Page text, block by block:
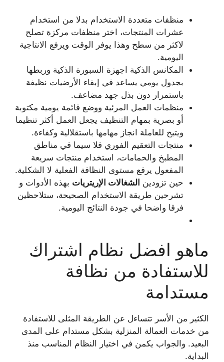
منظفات متعددة الاستخدام بدلا من استخدام
عشرات المنتجات، اختر منظفات مركزة تصلح
لاكثر من سطح وهذا يوفر الوقت ويرفع الانتاجية
اليومية.
المكانس الذكية اجهزة السبورة الذكية وربطها
بجدول يومي يساعد في إبقاء الأرضيات نظيفة
باستمرار دون بذل جهد مضاعف.
منظمات العمل المرئية ووضع قائمة يومية مكتوبة
أو بصرية بمهام التنظيف يجعل العمل أكثر تنظيما
ويتيح للعاملة انجاز مهامها باستقلالية وكفاءة.
منتجات التعقيم الفوري فلا سيما في مناطق
المطبخ والحمامات، استخدام منتجات سريعة
المفعول يرفع مستوى النظافة الفعلية لا الشكلية.
حين تزودين الشغالات الإريتريات بهذه الأدوات و
تشرحين طريقة الاستخدام الصحيحة، ستلاحظين
فرقا واضحا في جودة النتائج اليومية.
ماهو افضل نظام اشتراك
للاستفادة من نظافة
مستدامة
الكثير من الأسر تتساءل عن الطريقة المثلى للاستفادة
من خدمات العمالة المنزلية بشكل مستدام على المدى
البعيد. والجواب يكمن في اختيار النظام المناسب منذ
البداية.